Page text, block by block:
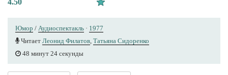
4.50
Юмор / Аудиоспектакль · 1977
Читает Леонид Филатов, Татьяна Сидоренко
48 минут 24 секунды